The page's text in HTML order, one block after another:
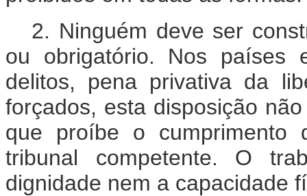
2. Ninguém deve ser
ou obrigatório. Nos países
delitos, pena privativa da
forçados, esta disposição
que proíbe o
tribunal competente. O
dignidade nem a capacidade